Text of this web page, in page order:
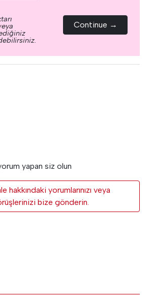
Continue →
yapan siz olun
hakkındaki yorumlarınızı veya
bize gönderin.